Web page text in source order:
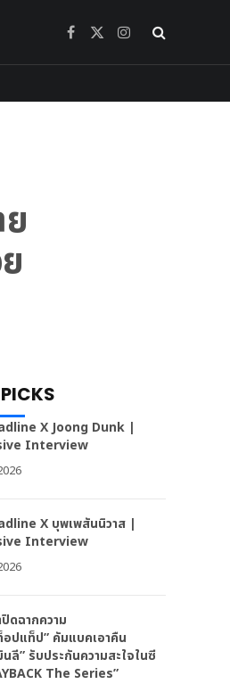
Facebook
X
Instagram
X Joong Dunk |
Interview
X บุพเพสันนิวาส |
Interview
ปิดฉากความ
อปแท็ป” คัมแบคเอาคืน
ลี” รับประกันความสะใจในซี
The Series”